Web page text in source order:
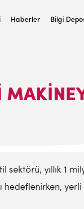
Haberler Bilgi
yıllık 1
hedeflenirken,